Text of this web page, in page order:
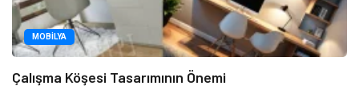
MOBILYA
Çalışma Köşesi Tasarımının Önemi